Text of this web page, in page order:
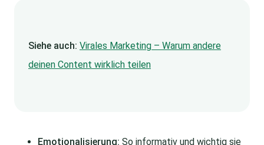
Siehe auch: Virales Marketing – Warum andere
deinen Content wirklich teilen
Emotionalisierung: So informativ und wichtig sie